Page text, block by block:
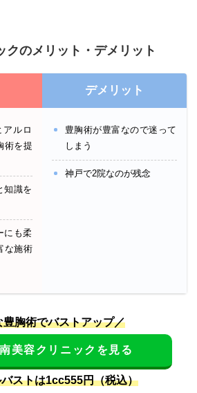
クのメリット・デメリット
アルロ
術を提
知識を
にも柔
な施術
デメリット
豊胸術が豊富なので迷って
しまう
神戸で2院なのが残念
豊胸術でバストアップ／
美容クリニックを見る
ストは1cc555円（税込）